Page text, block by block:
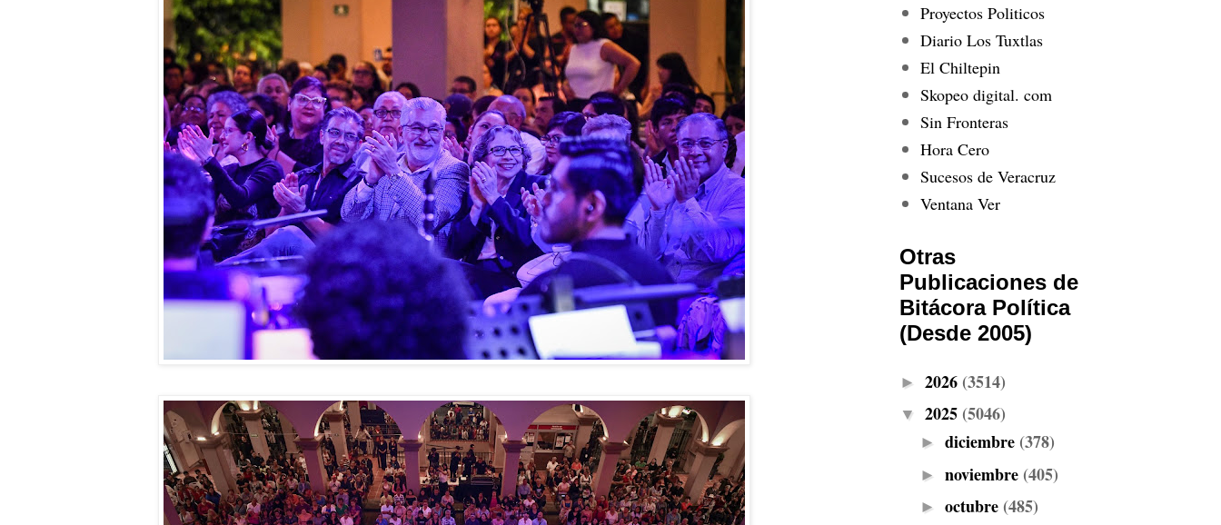
Proyectos Politicos
Diario Los Tuxtlas
El Chiltepin
Skopeo digital. com
Sin Fronteras
Hora Cero
Sucesos de Veracruz
Ventana Ver
Otras
Publicaciones de
Bitácora Política
(Desde 2005)
► 2026 (3514)
▼ 2025 (5046)
► diciembre (378)
► noviembre (405)
► octubre (485)